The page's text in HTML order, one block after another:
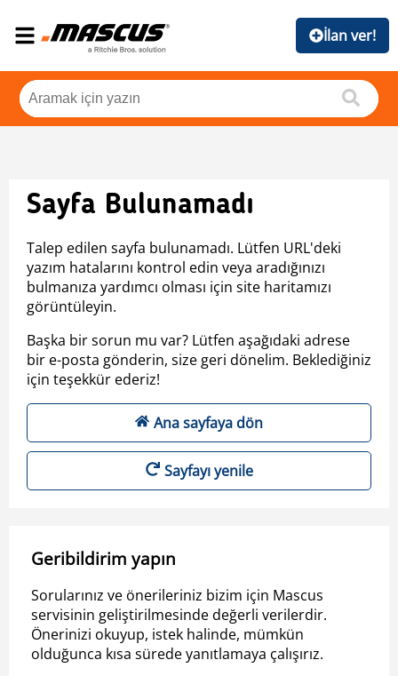
İlan ver!
Sayfa Bulunamadı
Talep edilen sayfa bulunamadı. Lütfen URL'deki
yazım hatalarını kontrol edin veya aradığınızı
bulmanıza yardımcı olması için site haritamızı
görüntüleyin.
Başka bir sorun mu var? Lütfen aşağıdaki adrese
bir e-posta gönderin, size geri dönelim. Beklediğiniz
için teşekkür ederiz!
Ana sayfaya dön
Sayfayı yenile
Geribildirim yapın
Sorularınız ve önerileriniz bizim için Mascus
servisinin geliştirilmesinde değerli verilerdir.
Önerinizi okuyup, istek halinde, mümkün
olduğunca kısa sürede yanıtlamaya çalışırız.